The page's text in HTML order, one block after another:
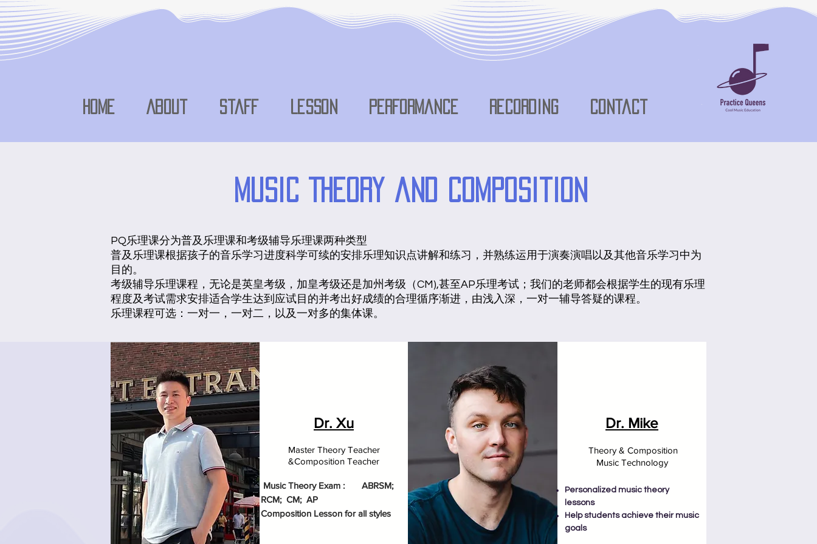
Home About Staff Lesson Performance Recording Contact
Music Theory and Composition
PQ乐理课分为普及乐理课和考级辅导乐理课两种类型
​普及乐理课根据孩子的音乐学习进度科学可续的安排乐理知识点讲解和练习，并熟练运用于演奏演唱以及其他音乐学习中为
目的。
考级辅导乐理课程，无论是英皇考级，加皇考级还是加州考级（CM),甚至AP乐理考试；我们的老师都会根据学生的现有乐理
程度及考试需求安排适合学生达到应试目的并考出好成绩的合理循序渐进，由浅入深，一对一辅导答疑的课程。
​乐理课程可选：一对一，一对二，以及一对多的集体课。
Dr. Xu
Master Theory Teacher
&Composition Teacher
Music Theory Exam :
ABRSM;
RCM; CM; AP
Composition Lesson for all styles
Dr. Mike
Theory & Composition
Music Technology
Personalized music theory
lessons
Help students achieve their music
goals